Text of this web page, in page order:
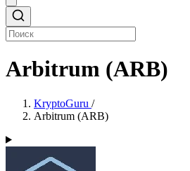
Arbitrum (ARB)
KryptoGuru /
Arbitrum (ARB)